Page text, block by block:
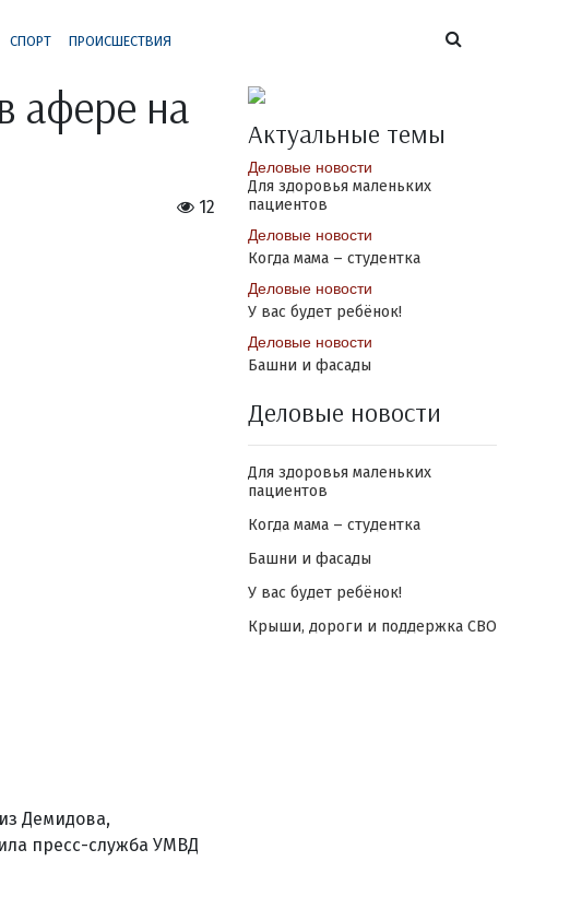
СПОРТ ПРОИСШЕСТВИЯ
афере на
12
Демидова,
пресс-служба УМВД
Актуальные темы
Деловые новости
Для здоровья маленьких
пациентов
Деловые новости
Когда мама – студентка
Деловые новости
У вас будет ребёнок!
Деловые новости
Башни и фасады
Деловые новости
Для здоровья маленьких
пациентов
Когда мама – студентка
Башни и фасады
У вас будет ребёнок!
Крыши, дороги и поддержка СВО